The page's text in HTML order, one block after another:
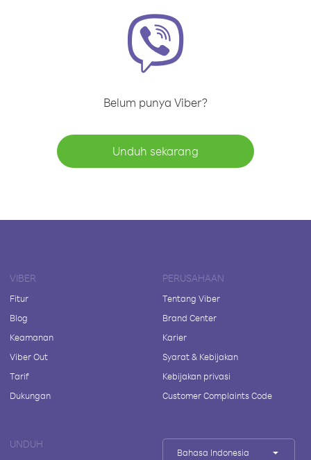
Belum punya Viber?
Unduh sekarang
VIBER
Fitur
Blog
Keamanan
Viber Out
Tarif
Dukungan
PERUSAHAAN
Tentang Viber
Brand Center
Karier
Syarat & Kebijakan
Kebijakan privasi
Customer Complaints Code
UNDUH
Bahasa Indonesia